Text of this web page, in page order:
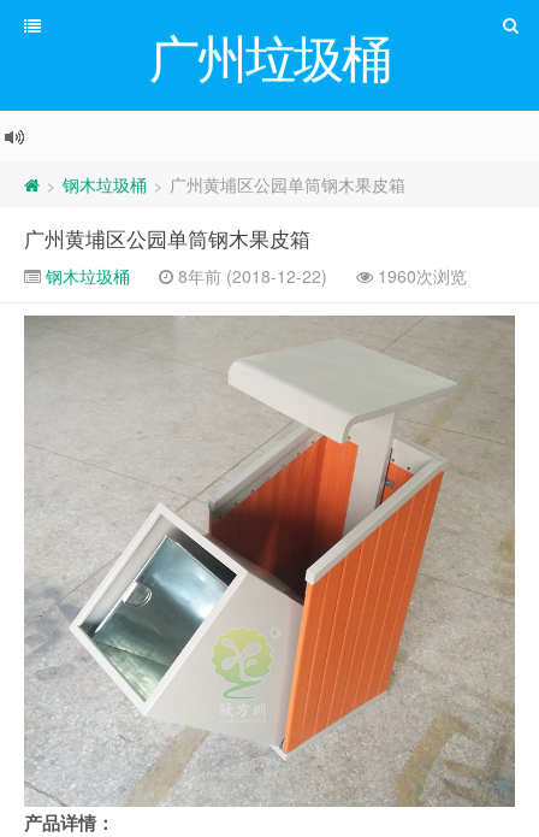
广州垃圾桶
> 钢木垃圾桶 > 广州黄埔区公园单筒钢木果皮箱
广州黄埔区公园单筒钢木果皮箱
钢木垃圾桶 8年前 (2018-12-22) 1960次浏览
产品详情：